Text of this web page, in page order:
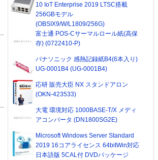
10 IoT Enterprise 2019 LTSC搭載
256GBモデル
(OBSIX9/W/L1809/256G)
富士通 POS-Cサーマルロール紙(高保
存) (0722410-P)
パナソニック 感熱記録紙B4(6本入り)
UG-0001B4 (UG-0001B4)
応研 販売大臣 NX スタンドアロン
(OKN-423533)
大電 環境対応 1000BASE-T/X メディ
アコンバータ (DN1800SG2E)
Microsoft Windows Server Standard
2019 16コアライセンス 64bitWin対応
日本語版 5CAL付 DVDパッケージ